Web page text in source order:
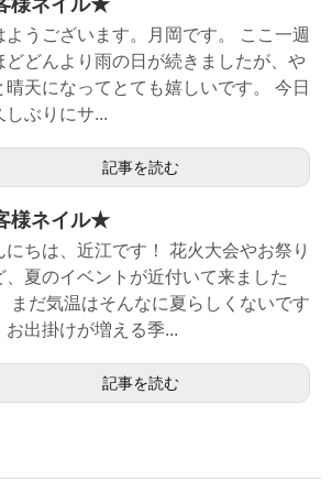
ようございます。月岡です。 ここ一週
どどんより雨の日が続きましたが、や
晴天になってとても嬉しいです。 今日
しぶりにサ...
記事を読む
様ネイル★
にちは、近江です！ 花火大会やお祭り
、夏のイベントが近付いて来ました
まだ気温はそんなに夏らしくないです
お出掛けが増える季...
記事を読む